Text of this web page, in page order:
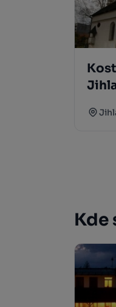
Kde